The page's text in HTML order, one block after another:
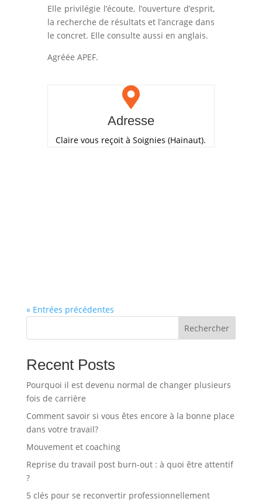
Elle privilégie l’écoute, l’ouverture d’esprit,
la recherche de résultats et l’ancrage dans
le concret. Elle consulte aussi en anglais.
Agréée APEF.

Adresse
Claire vous reçoit à Soignies (Hainaut).
« Entrées précédentes
Rechercher
Recent Posts
Pourquoi il est devenu normal de changer plusieurs
fois de carrière
Comment savoir si vous êtes encore à la bonne place
dans votre travail?
Mouvement et coaching
Reprise du travail post burn-out : à quoi être attentif
?
5 clés pour se reconvertir professionnellement